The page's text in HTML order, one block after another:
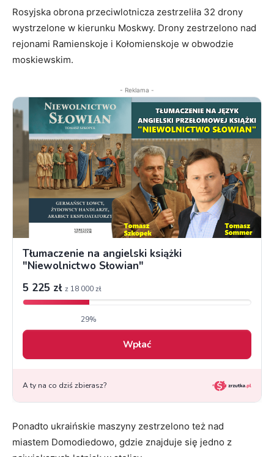
Rosyjska obrona przeciwlotnicza zestrzeliła 32 drony
wystrzelone w kierunku Moskwy. Drony zestrzelono nad
rejonami Ramienskoje i Kołomienskoje w obwodzie
moskiewskim.
- Reklama -
Ponadto ukraińskie maszyny zestrzelono też nad
miastem Domodiedowo, gdzie znajduje się jedno z